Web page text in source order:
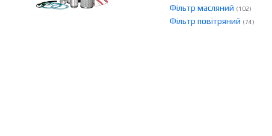
Фільтр масляний (102)
Фільтр повітряний (74)